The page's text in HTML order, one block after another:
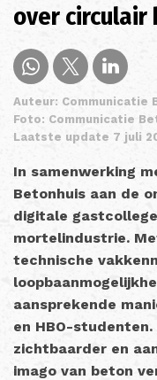
over circulair
Auteur: Communicatie
Foto: Communicatie
Laatste update 7 juli
In samenwerking
Betonhuis aan de
digitale
mortelindustrie.
technische
aansprekende
en HBO-
zichtbaarder en
imago van beton